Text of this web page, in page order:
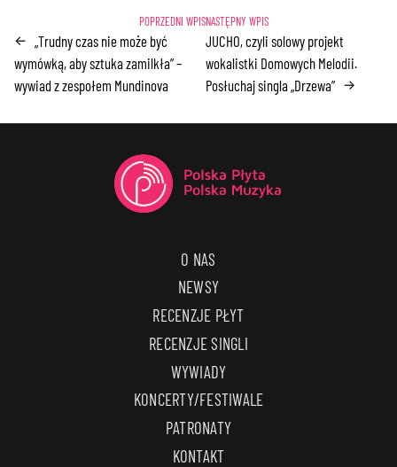
←
„Trudny czas nie może być
wymówką, aby sztuka zamilkła” –
wywiad z zespołem Mundinova
JUCHO, czyli solowy projekt
wokalistki Domowych Melodii.
Posłuchaj singla „Drzewa” →
O NAS
NEWSY
RECENZJE PŁYT
RECENZJE SINGLI
WYWIADY
KONCERTY/FESTIWALE
PATRONATY
KONTAKT